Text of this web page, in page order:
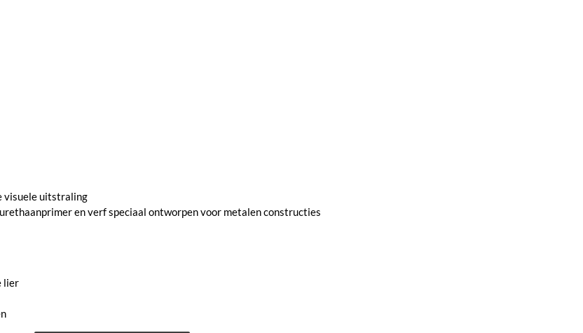
visuele uitstraling
en verf speciaal ontworpen voor metalen constructies
lier